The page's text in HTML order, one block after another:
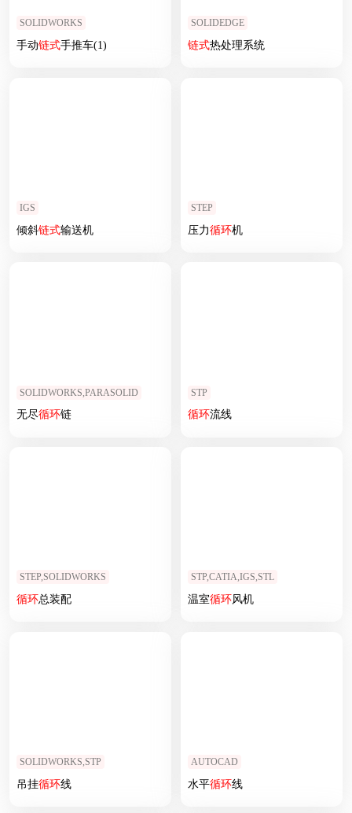
SOLIDWORKS
手动链式手推车(1)
SOLIDEDGE
链式热处理系统
IGS
倾斜链式输送机
STEP
压力循环机
SOLIDWORKS,PARASOLID
无尽循环链
STP
循环流线
STEP,SOLIDWORKS
循环总装配
STP,CATIA,IGS,STL
温室循环风机
SOLIDWORKS,STP
吊挂循环线
AUTOCAD
水平循环线